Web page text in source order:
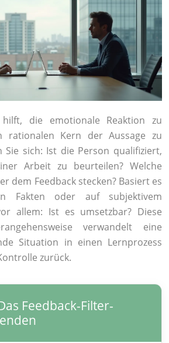
die emotionale Reaktion zu
rationalen Kern der Aussage zu
Sie sich: Ist die Person qualifiziert,
Arbeit zu beurteilen? Welche
dem Feedback stecken? Basiert es
Fakten oder auf subjektivem
allem: Ist es umsetzbar? Diese
verwandelt eine
Situation in einen Lernprozess
zurück.
Feedback-Filter-